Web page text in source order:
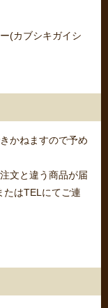
(カブシキガイシ
かねますので予め
文と違う商品が届
たはTELにてご連